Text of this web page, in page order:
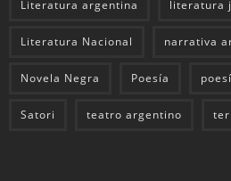
Literatura argentina literatura
Literatura Nacional narrativa
Novela Negra Poesía
Satori teatro argentino